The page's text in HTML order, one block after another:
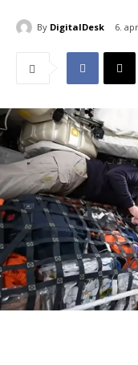
By DigitalDesk 6.